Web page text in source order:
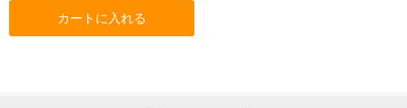
カートに入れる